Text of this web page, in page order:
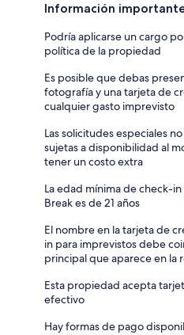
Información
Podría aplicarse un cargo
política de la propiedad
Es posible que debas
fotografía y una tarjeta de
cualquier gasto imprevisto
Las solicitudes especiales
sujetas a disponibilidad al
tener un costo extra
La edad mínima de check-
Break es de 21 años
El nombre en la tarjeta de
in para imprevistos debe
principal que aparece en la
Esta propiedad acepta
efectivo
Hay formas de pago